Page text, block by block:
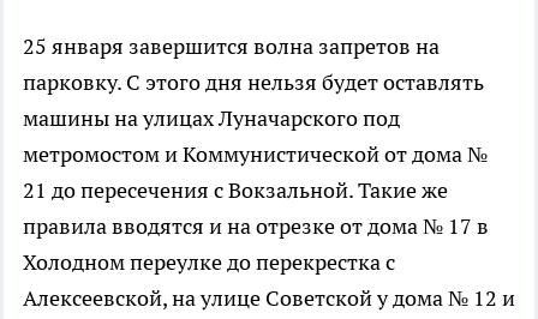
25 января завершится волна запретов на
парковку. С этого дня нельзя будет оставлять
машины на улицах Луначарского под
метромостом и Коммунистической от дома №
21 до пересечения с Вокзальной. Такие же
правила вводятся и на отрезке от дома № 17 в
Холодном переулке до перекрестка с
Алексеевской, на улице Советской у дома № 12 и